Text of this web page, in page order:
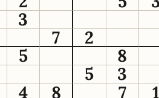
3
7
2
5
8
5
3
4 8 7 1